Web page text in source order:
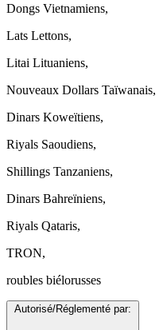
Dongs Vietnamiens,
Lats Lettons,
Litai Lituaniens,
Nouveaux Dollars Taïwanais,
Dinars Koweïtiens,
Riyals Saoudiens,
Shillings Tanzaniens,
Dinars Bahreïniens,
Riyals Qataris,
TRON,
roubles biélorusses
Autorisé/Réglementé par: